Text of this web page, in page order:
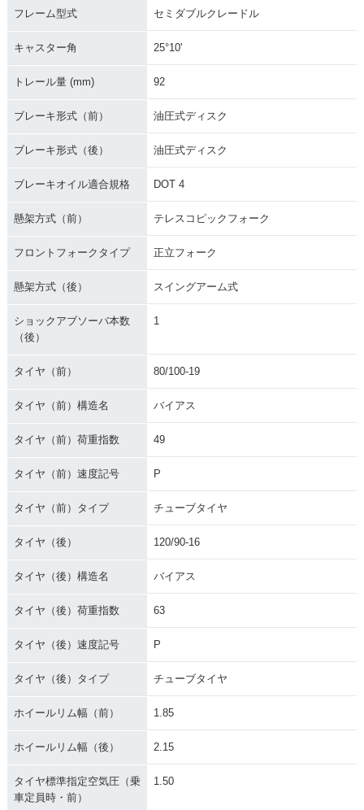
フレーム型式 セミダブルクレードル
キャスター角 25°10'
トレール量 (mm) 92
ブレーキ形式（前） 油圧式ディスク
ブレーキ形式（後） 油圧式ディスク
ブレーキオイル適合規格 DOT 4
懸架方式（前） テレスコピックフォーク
フロントフォークタイプ 正立フォーク
懸架方式（後） スイングアーム式
ショックアブソーバ本数
（後）
1
タイヤ（前） 80/100-19
タイヤ（前）構造名 バイアス
タイヤ（前）荷重指数 49
タイヤ（前）速度記号 P
タイヤ（前）タイプ チューブタイヤ
タイヤ（後） 120/90-16
タイヤ（後）構造名 バイアス
タイヤ（後）荷重指数 63
タイヤ（後）速度記号 P
タイヤ（後）タイプ チューブタイヤ
ホイールリム幅（前） 1.85
ホイールリム幅（後） 2.15
タイヤ標準指定空気圧（乗
車定員時・前）
1.50